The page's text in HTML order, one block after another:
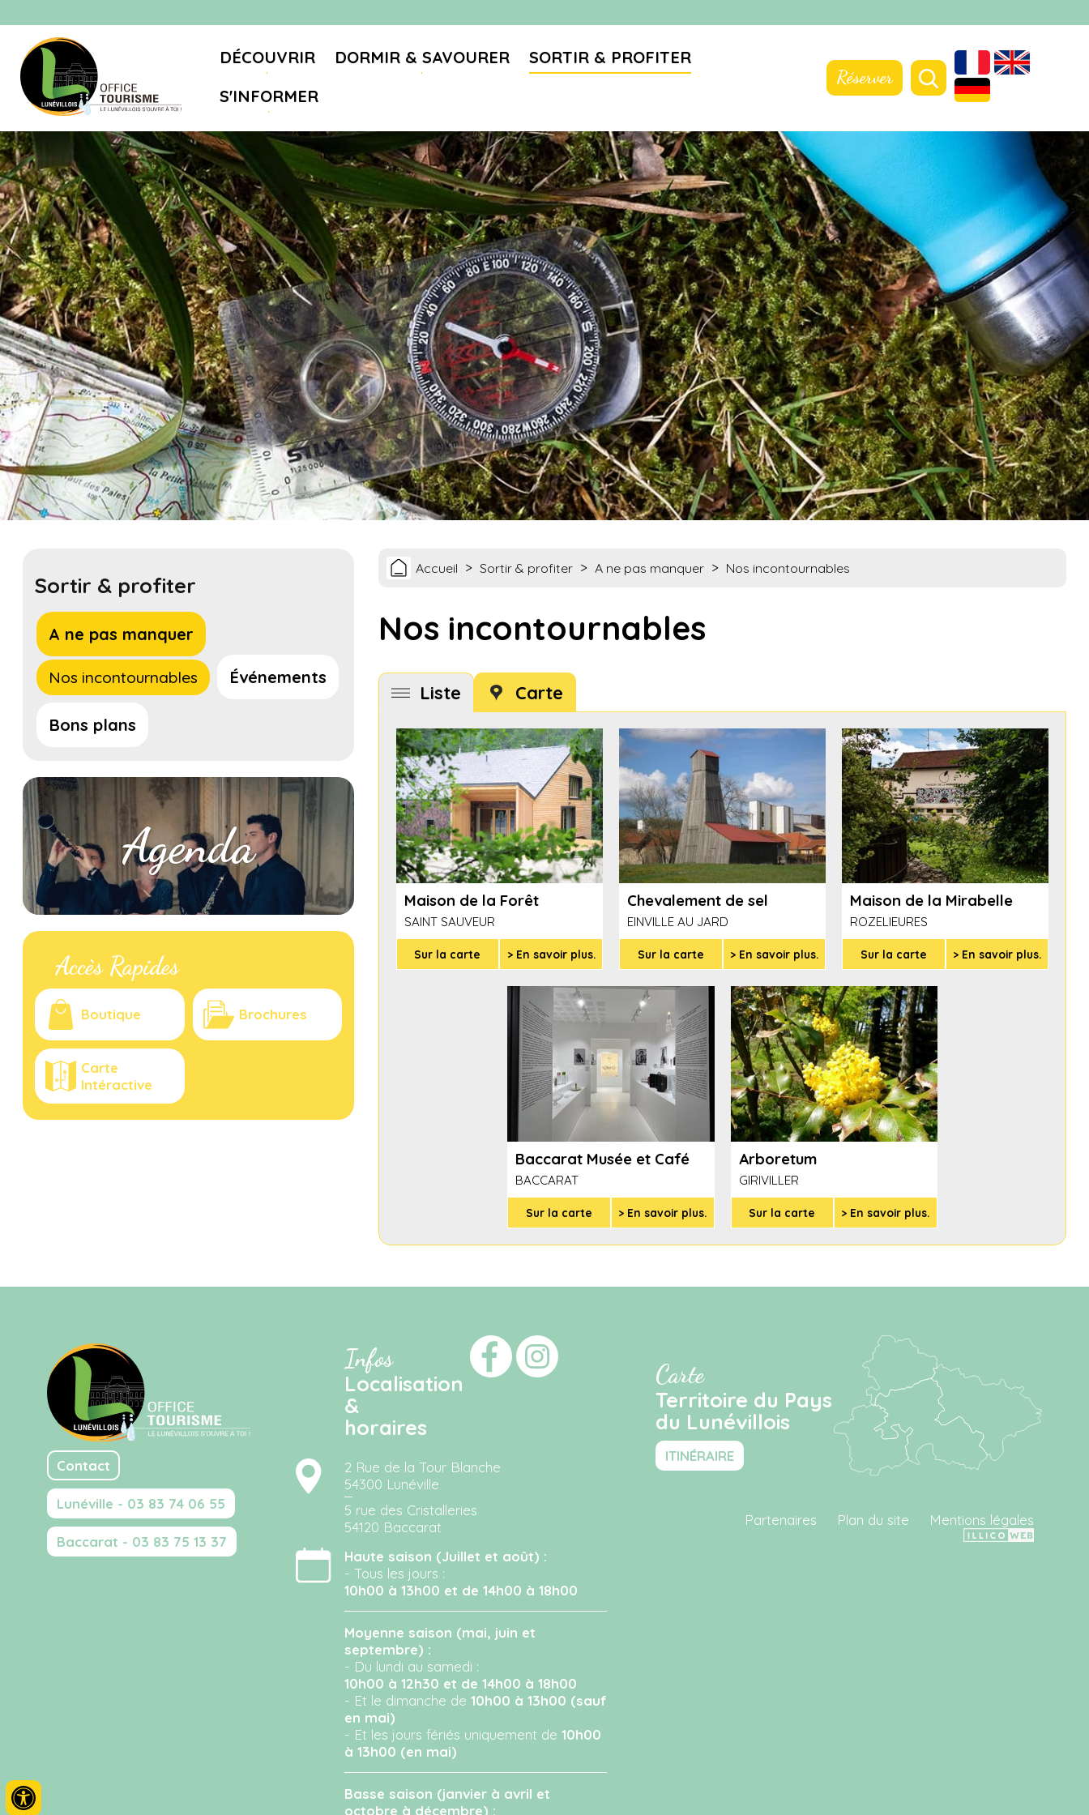
DÉCOUVRIR DORMIR & SAVOURER
SORTIR & PROFITER
S'INFORMER
Réserver
Sortir & profiter
A ne pas manquer
Nos incontournables Événements
Bons plans
Agenda
Accès Rapides
Boutique Brochures
Carte
Intéractive
Accueil > Sortir & profiter > A ne pas manquer > Nos incontournables
Nos incontournables
Liste Carte
Maison de la Forêt
SAINT SAUVEUR
Sur la carte > En savoir plus.
Chevalement de sel
EINVILLE AU JARD
Sur la carte > En savoir plus.
Maison de la Mirabelle
ROZELIEURES
Sur la carte > En savoir plus.
Baccarat Musée et Café
BACCARAT
Sur la carte > En savoir plus.
Arboretum
GIRIVILLER
Sur la carte > En savoir plus.
Contact
Lunéville - 03 83 74 06 55
Baccarat - 03 83 75 13 37
Infos
Localisation
&
horaires
2 Rue de la Tour Blanche
54300 Lunéville
5 rue des Cristalleries
54120 Baccarat
Haute saison (Juillet et août) :
- Tous les jours :
10h00 à 13h00 et de 14h00 à 18h00
Moyenne saison (mai, juin et
septembre) :
- Du lundi au samedi :
10h00 à 12h30 et de 14h00 à 18h00
- Et le dimanche de10h00 à 13h00 (sauf
en mai)
- Et les jours fériés uniquement de10h00
à 13h00 (en mai)
Basse saison (janvier à avril et
octobre à décembre) :
Carte
Territoire du Pays
du Lunévillois
ITINÉRAIRE
Partenaires Plan du site Mentions légales